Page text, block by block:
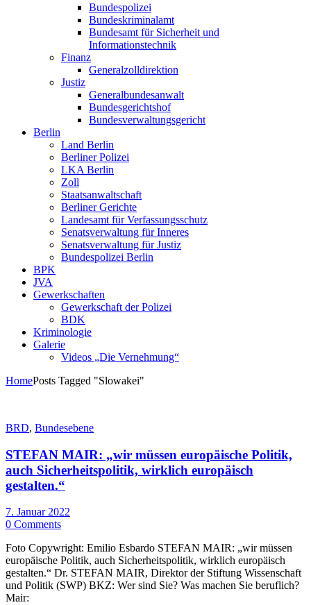
Bundespolizei
Bundeskriminalamt
Bundesamt für Sicherheit und
Informationstechnik
Finanz
Generalzolldirektion
Justiz
Generalbundesanwalt
Bundesgerichtshof
Bundesverwaltungsgericht
Berlin
Land Berlin
Berliner Polizei
LKA Berlin
Zoll
Staatsanwaltschaft
Berliner Gerichte
Landesamt für Verfassungsschutz
Senatsverwaltung für Inneres
Senatsverwaltung für Justiz
Bundespolizei Berlin
BPK
JVA
Gewerkschaften
Gewerkschaft der Polizei
BDK
Kriminologie
Galerie
Videos „Die Vernehmung“
HomePosts Tagged "Slowakei"
BRD, Bundesebene
STEFAN MAIR: „wir müssen europäische Politik,
auch Sicherheitspolitik, wirklich europäisch
gestalten.“
7. Januar 2022
0 Comments
Foto Copywright: Emilio Esbardo STEFAN MAIR: „wir müssen
europäische Politik, auch Sicherheitspolitik, wirklich europäisch
gestalten.“ Dr. STEFAN MAIR, Direktor der Stiftung Wissenschaft
und Politik (SWP) BKZ: Wer sind Sie? Was machen Sie beruflich?
Mair: